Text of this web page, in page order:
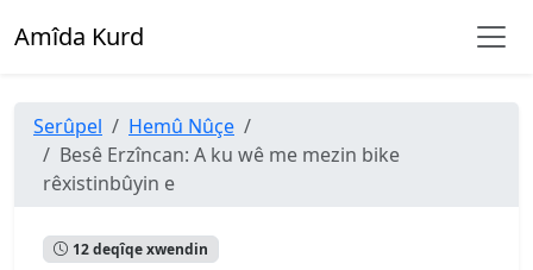
Amîda Kurd
Serûpel
Hemû Nûçe
Besê Erzîncan: A ku wê me mezin bike
rêxistinbûyin e
12 deqîqe xwendin